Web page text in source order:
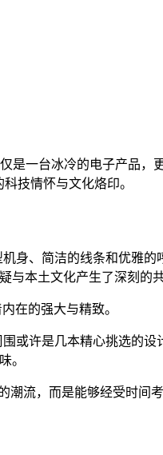
是一台冰冷的电子产品
技情怀与文化烙印。
身、简洁的线条和优雅
与本土文化产生了深刻的共
在的强大与精致。
或许是几本精心挑选的
。
流，而是能够经受时间考